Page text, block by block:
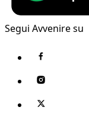
Segui Avvenire su